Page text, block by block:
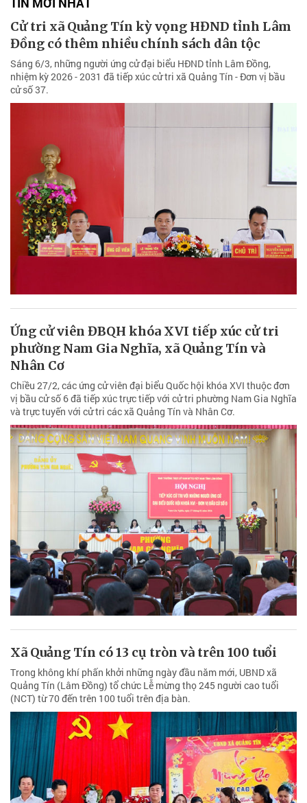
Cử tri xã Quảng Tín kỳ vọng HĐND tỉnh Lâm
Đồng có thêm nhiều chính sách dân tộc
Sáng 6/3, những người ứng cử đại biểu HĐND tỉnh Lâm Đồng,
nhiệm kỳ 2026 - 2031 đã tiếp xúc cử tri xã Quảng Tín - Đơn vị bầu
cử số 37.
Ứng cử viên ĐBQH khóa XVI tiếp xúc cử tri
phường Nam Gia Nghĩa, xã Quảng Tín và
Nhân Cơ
Chiều 27/2, các ứng cử viên đại biểu Quốc hội khóa XVI thuộc đơn
vị bầu cử số 6 đã tiếp xúc trực tiếp với cử tri phường Nam Gia Nghĩa
và trực tuyến với cử tri các xã Quảng Tín và Nhân Cơ.
Xã Quảng Tín có 13 cụ tròn và trên 100 tuổi
Trong không khí phấn khởi những ngày đầu năm mới, UBND xã
Quảng Tín (Lâm Đồng) tổ chức Lễ mừng thọ 245 người cao tuổi
(NCT) từ 70 đến trên 100 tuổi trên địa bàn.